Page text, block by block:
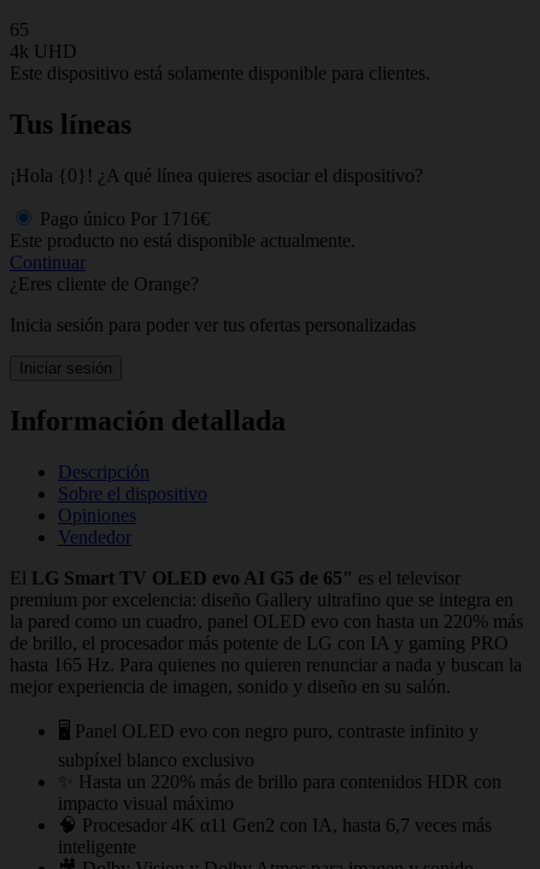
65
4k UHD
Este dispositivo está solamente disponible para clientes.
Tus líneas
¡Hola {0}! ¿A qué línea quieres asociar el dispositivo?
Pago único Por 1716€
Este producto no está disponible actualmente.
Continuar
¿Eres cliente de Orange?
Inicia sesión para poder ver tus ofertas personalizadas
Iniciar sesión
Información detallada
Descripción
Sobre el dispositivo
Opiniones
Vendedor
El LG Smart TV OLED evo AI G5 de 65" es el televisor
premium por excelencia: diseño Gallery ultrafino que se integra en
la pared como un cuadro, panel OLED evo con hasta un 220% más
de brillo, el procesador más potente de LG con IA y gaming PRO
hasta 165 Hz. Para quienes no quieren renunciar a nada y buscan la
mejor experiencia de imagen, sonido y diseño en su salón.
🖥️ Panel OLED evo con negro puro, contraste infinito y
subpíxel blanco exclusivo
✨ Hasta un 220% más de brillo para contenidos HDR con
impacto visual máximo
🧠 Procesador 4K α11 Gen2 con IA, hasta 6,7 veces más
inteligente